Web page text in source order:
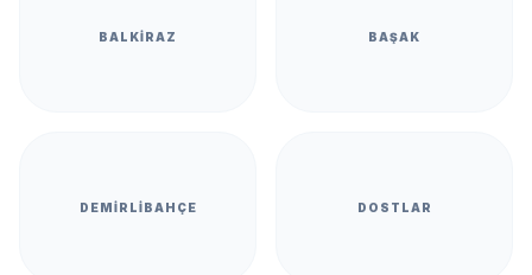
BALKIRAZ BAŞAK
DEMIRLIBAHÇE DOSTLAR